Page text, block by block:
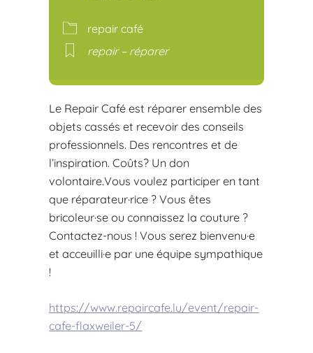
repair café
repair – réparer
Le Repair Café est réparer ensemble des
objets cassés et recevoir des conseils
professionnels. Des rencontres et de
l’inspiration. Coûts? Un don
volontaire.Vous voulez participer en tant
que réparateur·rice ? Vous êtes
bricoleur·se ou connaissez la couture ?
Contactez-nous ! Vous serez bienvenu·e
et acceuilli·e par une équipe sympathique
!
https://www.repaircafe.lu/event/repair-
cafe-flaxweiler-5/